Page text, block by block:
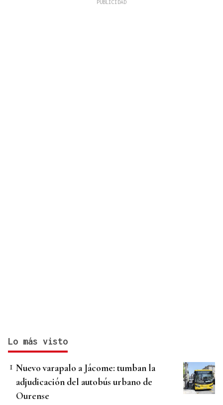
Lo más visto
Nuevo varapalo a Jácome: tumban la
adjudicación del autobús urbano de
Ourense